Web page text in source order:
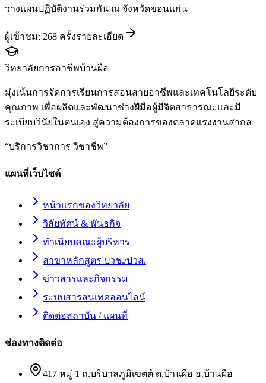
วางแผนปฏิบัติงานร่วมกัน ณ จังหวัดขอนแก่น
ผู้เข้าชม: 268 ครั้งรายละเอียด
วิทยาลัยการอาชีพบ้านผือ
มุ่งเน้นการจัดการเรียนการสอนสายอาชีพและเทคโนโลยีระดับ
คุณภาพ เพื่อผลิตและพัฒนาช่างฝีมือผู้มีจิตสาธารณะและมี
ระเบียบวินัยในตนเอง สู่ความต้องการของตลาดแรงงานสากล
“บริการวิชาการ วิชาชีพ”
แผนที่เว็บไซต์
หน้าแรกของวิทยาลัย
วิสัยทัศน์ & พันธกิจ
ทำเนียบคณะผู้บริหาร
สาขาหลักสูตร ปวช./ปวส.
ข่าวสารและกิจกรรม
ระบบสารสนเทศออนไลน์
ติดต่อสถาบัน / แผนที่
ช่องทางติดต่อ
417 หมู่ 1 ถ.บริบาลภูมิเขตต์ ต.บ้านผือ อ.บ้านผือ